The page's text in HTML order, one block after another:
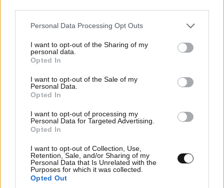
Please note that this website/app uses one or more Google
not limited to your visit or usage behaviour. You may click to
grant or deny consent to Google and its third-party tags to
use your data for below specified purposes in below Google
consent section.
Personal Data Processing Opt Outs
I want to opt-out of the Sharing of my
personal data.
Opted In
I want to opt-out of the Sale of my
Personal Data.
Opted In
I want to opt-out of processing my
Personal Data for Targeted Advertising.
Opted In
I want to opt-out of Collection, Use,
Retention, Sale, and/or Sharing of my
Personal Data that Is Unrelated with the
Purposes for which it was collected.
Opted Out
μου...
sakis 08·12·2012 22:02
ξένο αχυρώνα !!! .Ενας
ΠΑΟΚτζής.
Απαντήστε